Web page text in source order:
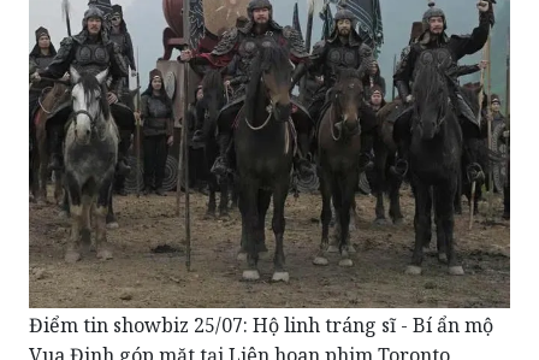
Điểm tin showbiz 25/07: Hộ linh tráng sĩ - Bí ẩn mộ
Vua Đinh góp mặt tại Liên hoan phim Toronto
Nghe